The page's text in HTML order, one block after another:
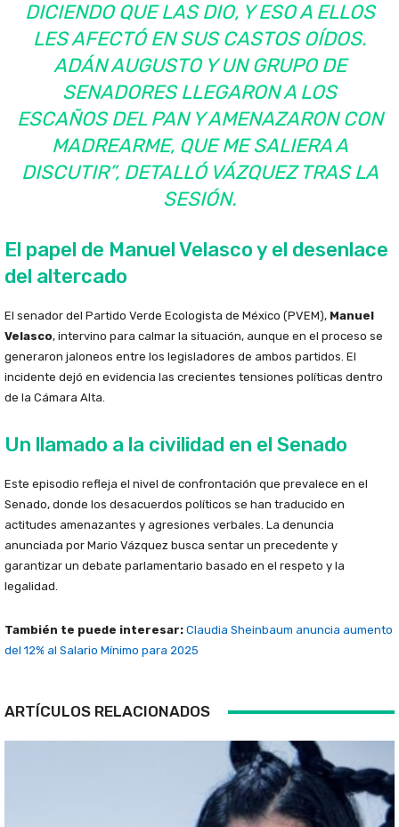
DICIENDO QUE LAS DIO, Y ESO A ELLOS
LES AFECTÓ EN SUS CASTOS OÍDOS.
ADÁN AUGUSTO Y UN GRUPO DE
SENADORES LLEGARON A LOS
ESCAÑOS DEL PAN Y AMENAZARON CON
MADREARME, QUE ME SALIERA A
DISCUTIR”, DETALLÓ VÁZQUEZ TRAS LA
SESIÓN.
El papel de Manuel Velasco y el desenlace
del altercado
El senador del Partido Verde Ecologista de México (PVEM), Manuel
Velasco, intervino para calmar la situación, aunque en el proceso se
generaron jaloneos entre los legisladores de ambos partidos. El
incidente dejó en evidencia las crecientes tensiones políticas dentro
de la Cámara Alta.
Un llamado a la civilidad en el Senado
Este episodio refleja el nivel de confrontación que prevalece en el
Senado, donde los desacuerdos políticos se han traducido en
actitudes amenazantes y agresiones verbales. La denuncia
anunciada por Mario Vázquez busca sentar un precedente y
garantizar un debate parlamentario basado en el respeto y la
legalidad.
También te puede interesar: Claudia Sheinbaum anuncia aumento
del 12% al Salario Mínimo para 2025
ARTÍCULOS RELACIONADOS